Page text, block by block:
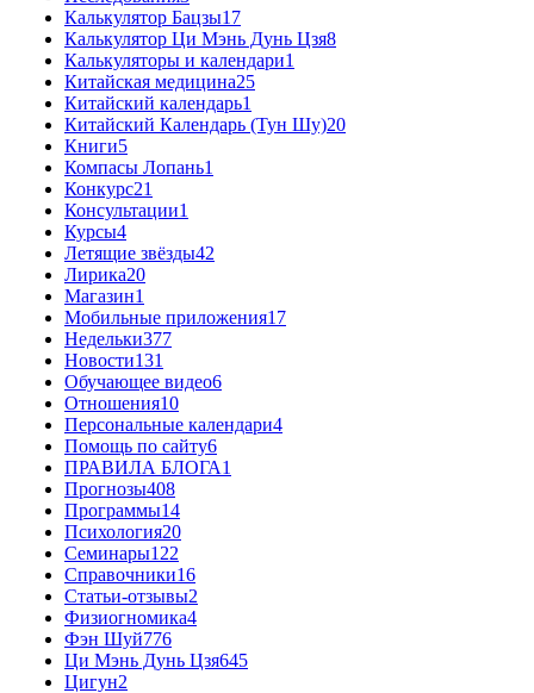
Калькулятор Бацзы17
Калькулятор Ци Мэнь Дунь Цзя8
Калькуляторы и календари1
Китайская медицина25
Китайский календарь1
Китайский Календарь (Тун Шу)20
Книги5
Компасы Лопань1
Конкурс21
Консультации1
Курсы4
Летящие звёзды42
Лирика20
Магазин1
Мобильные приложения17
Недельки377
Новости131
Обучающее видео6
Отношения10
Персональные календари4
Помощь по сайту6
ПРАВИЛА БЛОГА1
Прогнозы408
Программы14
Психология20
Семинары122
Справочники16
Статьи-отзывы2
Физиогномика4
Фэн Шуй776
Ци Мэнь Дунь Цзя645
Цигун2